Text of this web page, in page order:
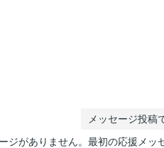
メッセージ投稿
ジがありません。最初の応援メッ